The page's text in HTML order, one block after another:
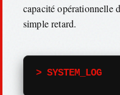
capacité opérationnelle
simple retard.
> SYSTEM_LOG